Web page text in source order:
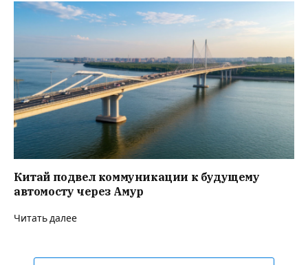
Китай подвел коммуникации к будущему
автомосту через Амур
Читать далее